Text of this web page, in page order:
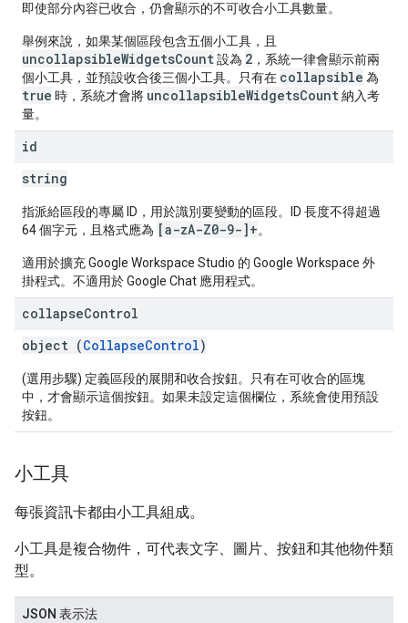
即使部分內容已收合，仍會顯示的不可收合小工具數量。
舉例來說，如果某個區段包含五個小工具，且
uncollapsibleWidgetsCount設為 2 ，系統一律會顯示前兩
個小工具，並預設收合後三個小工具。只有在 collapsible 為
true 時，系統才會將 uncollapsibleWidgetsCount納入考
量。
id
string
指派給區段的專屬 ID，用於識別要變動的區段。ID 長度不得超過
64 個字元，且格式應為 [a-zA-Z0-9-]+。
適用於擴充 Google Workspace Studio 的 Google Workspace 外
掛程式。不適用於 Google Chat 應用程式。
collapseControl
object (CollapseControl)
(選用步驟) 定義區段的展開和收合按鈕。只有在可收合的區塊
中，才會顯示這個按鈕。如果未設定這個欄位，系統會使用預設
按鈕。
小工具
每張資訊卡都由小工具組成。
小工具是複合物件，可代表文字、圖片、按鈕和其他物件類
型。
JSON 表示法